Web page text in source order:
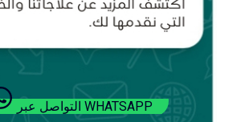
التواصل عبر WHATSAPP